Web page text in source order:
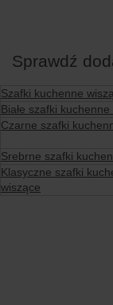
Sprawdź
Szafki kuchenne
Białe szafki
Czarne szafki
Srebrne szafki
Klasyczne szafki
wiszące